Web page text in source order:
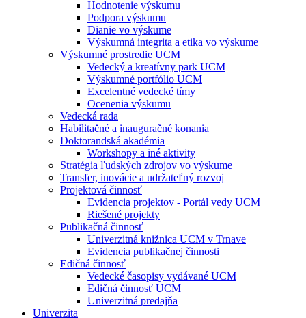
Hodnotenie výskumu
Podpora výskumu
Dianie vo výskume
Výskumná integrita a etika vo výskume
Výskumné prostredie UCM
Vedecký a kreatívny park UCM
Výskumné portfólio UCM
Excelentné vedecké tímy
Ocenenia výskumu
Vedecká rada
Habilitačné a inauguračné konania
Doktorandská akadémia
Workshopy a iné aktivity
Stratégia ľudských zdrojov vo výskume
Transfer, inovácie a udržateľný rozvoj
Projektová činnosť
Evidencia projektov - Portál vedy UCM
Riešené projekty
Publikačná činnosť
Univerzitná knižnica UCM v Trnave
Evidencia publikačnej činnosti
Edičná činnosť
Vedecké časopisy vydávané UCM
Edičná činnosť UCM
Univerzitná predajňa
Univerzita